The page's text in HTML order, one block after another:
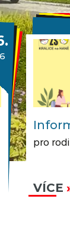
pro
VÍCE